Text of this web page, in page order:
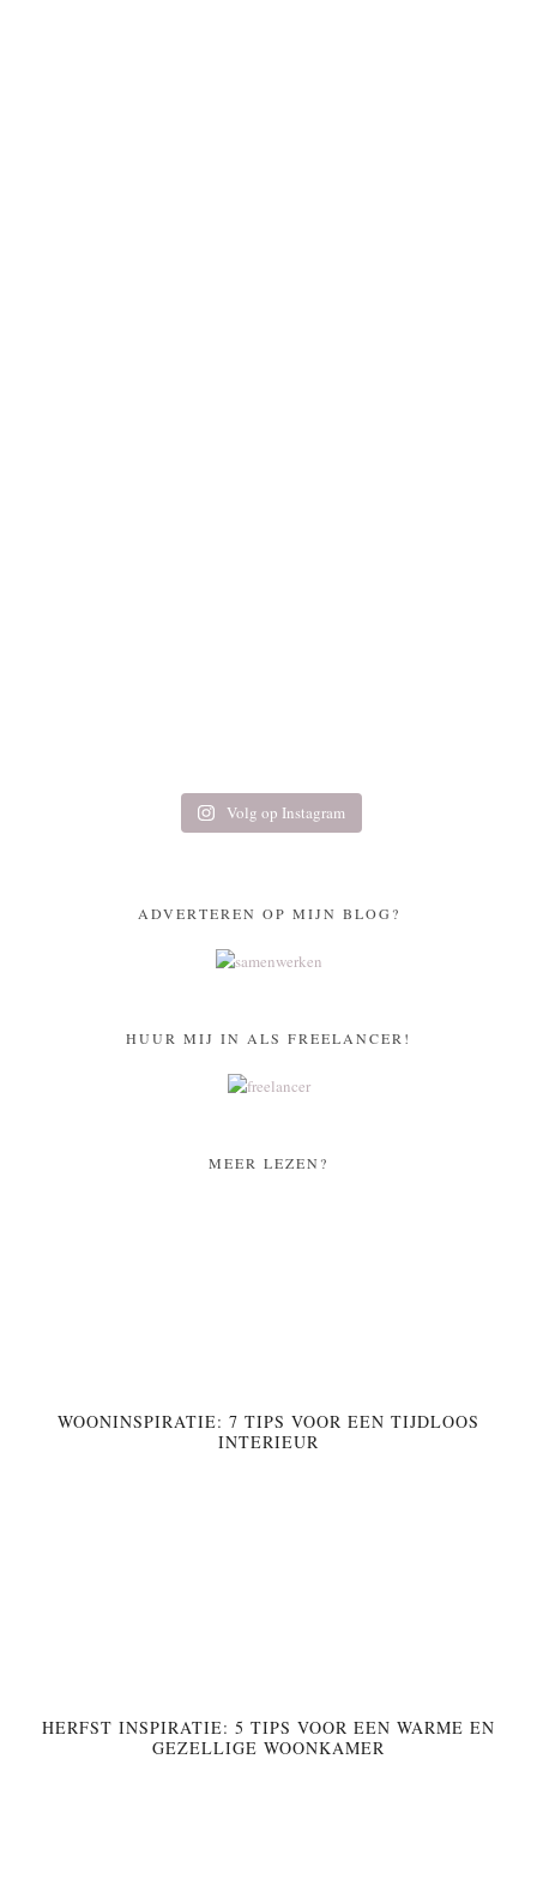
Volg op Instagram
ADVERTEREN OP MIJN BLOG?
HUUR MIJ IN ALS FREELANCER!
MEER LEZEN?
WOONINSPIRATIE: 7 TIPS VOOR EEN TIJDLOOS
INTERIEUR
HERFST INSPIRATIE: 5 TIPS VOOR EEN WARME EN
GEZELLIGE WOONKAMER